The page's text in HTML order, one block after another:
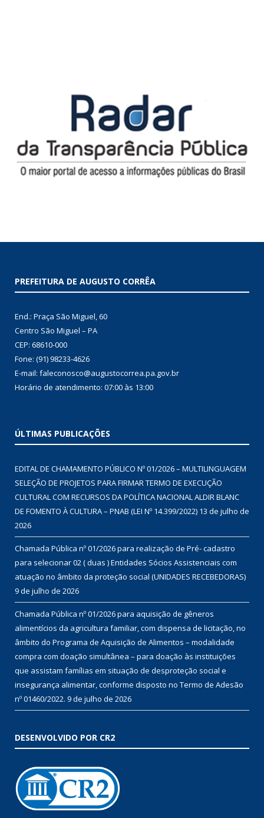
PREFEITURA DE AUGUSTO CORRÊA
End.: Praça São Miguel, 60
Centro São Miguel – PA
CEP: 68610-000
Fone: (91) 98233-4626
E-mail: faleconosco@augustocorrea.pa.gov.br
Horário de atendimento: 07:00 às 13:00
ÚLTIMAS PUBLICAÇÕES
EDITAL DE CHAMAMENTO PÚBLICO Nº 01/2026 – MULTILINGUAGEM
SELEÇÃO DE PROJETOS PARA FIRMAR TERMO DE EXECUÇÃO
CULTURAL COM RECURSOS DA POLÍTICA NACIONAL ALDIR BLANC
DE FOMENTO À CULTURA – PNAB (LEI Nº 14.399/2022) 13 de julho de
2026
Chamada Pública nº 01/2026 para realização de Pré- cadastro
para selecionar 02 ( duas ) Entidades Sócios Assistenciais com
atuação no âmbito da proteção social (UNIDADES RECEBEDORAS)
9 de julho de 2026
Chamada Pública nº 01/2026 para aquisição de gêneros
alimentícios da agricultura familiar, com dispensa de licitação, no
âmbito do Programa de Aquisição de Alimentos – modalidade
compra com doação simultânea – para doação às instituições
que assistam famílias em situação de desproteção social e
insegurança alimentar, conforme disposto no Termo de Adesão
nº 01460/2022. 9 de julho de 2026
DESENVOLVIDO POR CR2